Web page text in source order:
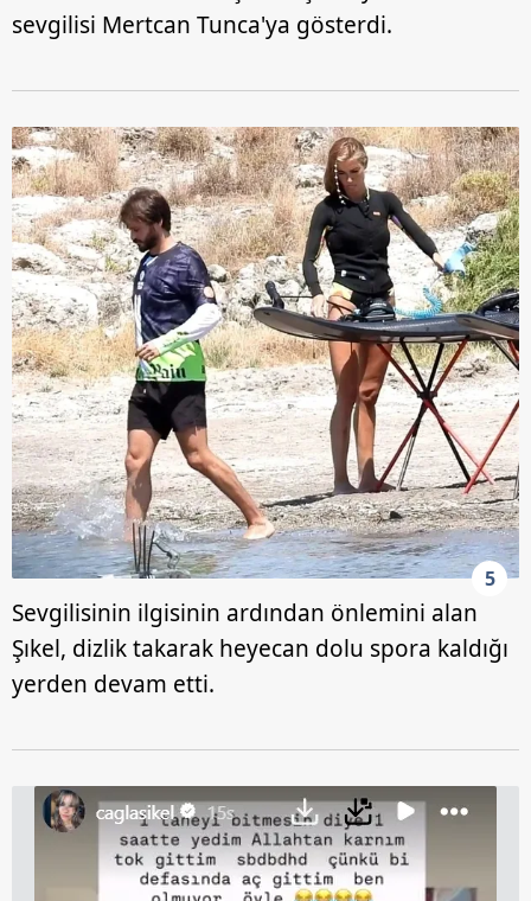
sevgilisi Mertcan Tunca'ya gösterdi.
5
Sevgilisinin ilgisinin ardından önlemini alan
Şıkel, dizlik takarak heyecan dolu spora kaldığı
yerden devam etti.